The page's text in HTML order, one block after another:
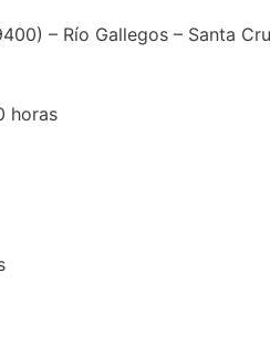
– Río Gallegos – Santa
horas